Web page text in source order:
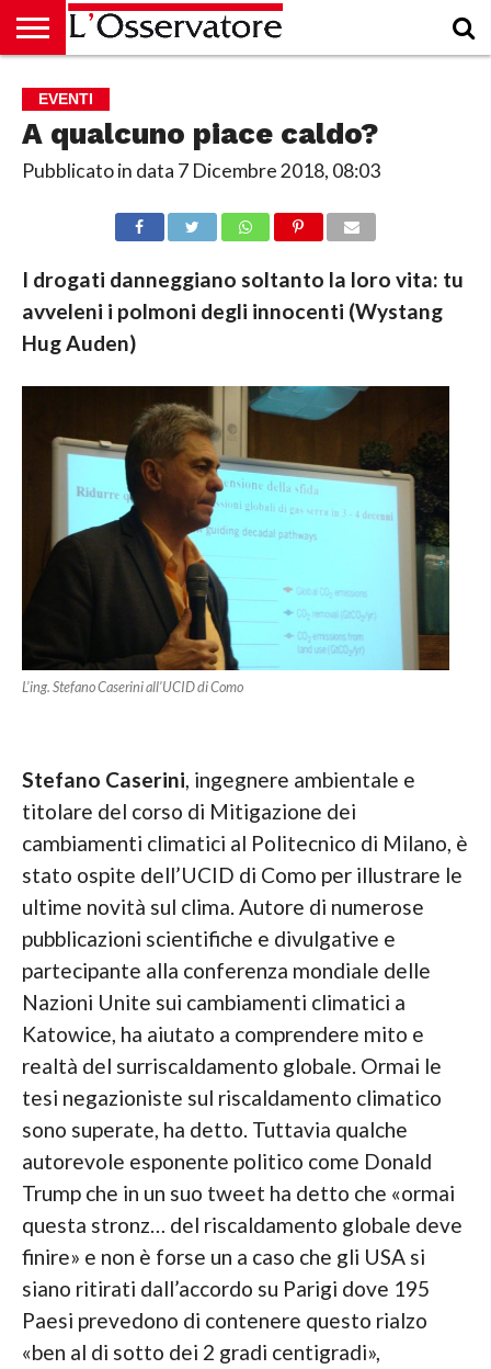
CULTURA
ECONOMIA
RUBRICHE
ARCHIVIO
PODCAST
ABBONAMENTO
CHI
SIAMO
ACCEDI
EVENTI
A qualcuno piace caldo?
Pubblicato in data 7 Dicembre 2018, 08:03
I drogati danneggiano soltanto la loro vita: tu
avveleni i polmoni degli innocenti (Wystang
Hug Auden)
L’ing. Stefano Caserini all’UCID di Como
Stefano Caserini, ingegnere ambientale e
titolare del corso di Mitigazione dei
cambiamenti climatici al Politecnico di Milano, è
stato ospite dell’UCID di Como per illustrare le
ultime novità sul clima. Autore di numerose
pubblicazioni scientifiche e divulgative e
partecipante alla conferenza mondiale delle
Nazioni Unite sui cambiamenti climatici a
Katowice, ha aiutato a comprendere mito e
realtà del surriscaldamento globale. Ormai le
tesi negazioniste sul riscaldamento climatico
sono superate, ha detto. Tuttavia qualche
autorevole esponente politico come Donald
Trump che in un suo tweet ha detto che «ormai
questa stronz… del riscaldamento globale deve
finire» e non è forse un a caso che gli USA si
siano ritirati dall’accordo su Parigi dove 195
Paesi prevedono di contenere questo rialzo
«ben al di sotto dei 2 gradi centigradi»,